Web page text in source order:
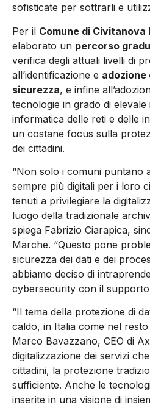
sofisticate per sottrarli e
Per il Comune di Civitanova
elaborato un percorso
verifica degli attuali livelli di
all’identificazione e
sicurezza, e infine
tecnologie in grado di
informatica delle reti e delle
un costane focus sulla
dei cittadini.
“Non solo i comuni puntano
sempre più digitali per i loro
tenuti a privilegiare la
luogo della tradizionale
spiega Fabrizio Ciarapica,
Marche. “Questo pone
sicurezza dei dati e dei
abbiamo deciso di
cybersecurity con il supporto
“Il tema della protezione di
caldo, in Italia come nel resto
Marco Bavazzano, CEO di
digitalizzazione dei servizi
cittadini, la protezione
sufficiente. Anche le
inserite in una visione di